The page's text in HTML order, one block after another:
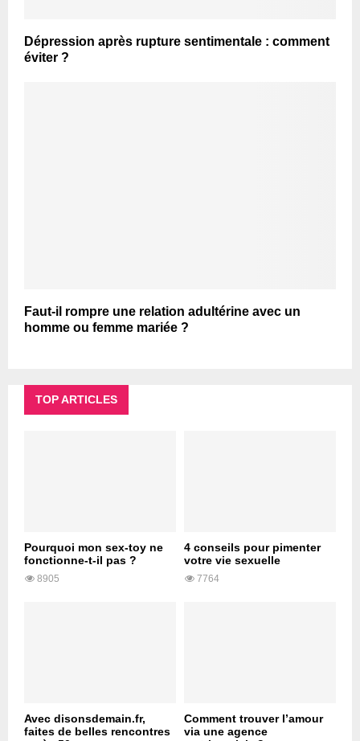
Dépression après rupture sentimentale : comment
éviter ?
Faut-il rompre une relation adultérine avec un
homme ou femme mariée ?
TOP ARTICLES
Pourquoi mon sex-toy ne
fonctionne-t-il pas ?
8905
4 conseils pour pimenter
votre vie sexuelle
7764
Avec disonsdemain.fr,
faites de belles rencontres
Comment trouver l’amour
via une agence